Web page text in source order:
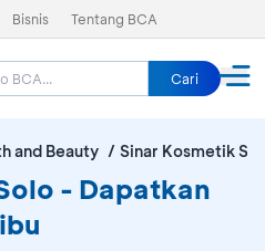
Bisnis Tentang BCA
Cari
and Beauty Sinar Kosmetik
- Dapatkan